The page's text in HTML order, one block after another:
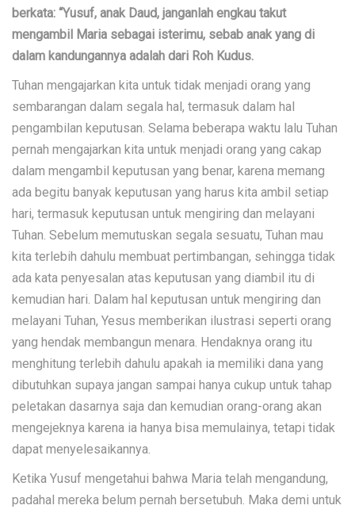
berkata: “Yusuf, anak Daud, janganlah engkau takut
mengambil Maria sebagai isterimu, sebab anak yang di
dalam kandungannya adalah dari Roh Kudus.
Tuhan mengajarkan kita untuk tidak menjadi orang yang
sembarangan dalam segala hal, termasuk dalam hal
pengambilan keputusan. Selama beberapa waktu lalu Tuhan
pernah mengajarkan kita untuk menjadi orang yang cakap
dalam mengambil keputusan yang benar, karena memang
ada begitu banyak keputusan yang harus kita ambil setiap
hari, termasuk keputusan untuk mengiring dan melayani
Tuhan. Sebelum memutuskan segala sesuatu, Tuhan mau
kita terlebih dahulu membuat pertimbangan, sehingga tidak
ada kata penyesalan atas keputusan yang diambil itu di
kemudian hari. Dalam hal keputusan untuk mengiring dan
melayani Tuhan, Yesus memberikan ilustrasi seperti orang
yang hendak membangun menara. Hendaknya orang itu
menghitung terlebih dahulu apakah ia memiliki dana yang
dibutuhkan supaya jangan sampai hanya cukup untuk tahap
peletakan dasarnya saja dan kemudian orang-orang akan
mengejeknya karena ia hanya bisa memulainya, tetapi tidak
dapat menyelesaikannya.
Ketika Yusuf mengetahui bahwa Maria telah mengandung,
padahal mereka belum pernah bersetubuh. Maka demi untuk